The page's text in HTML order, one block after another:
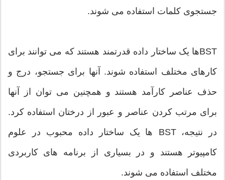
جستجوی کلمات استفاده می شوند.
BSTها یک ساختار داده قدرتمند هستند که می توانند برای
کارهای مختلف استفاده شوند. آنها برای جستجو، درج و
حذف عناصر کارآمد هستند و همچنین می توان از آنها
برای مرتب کردن عناصر و عبور از درختان استفاده کرد.
در نتیجه، BST ها یک ساختار داده محبوب در علوم
کامپیوتر هستند و در بسیاری از برنامه های کاربردی
مختلف استفاده می شوند.